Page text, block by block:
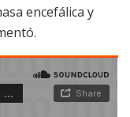
encefálica y